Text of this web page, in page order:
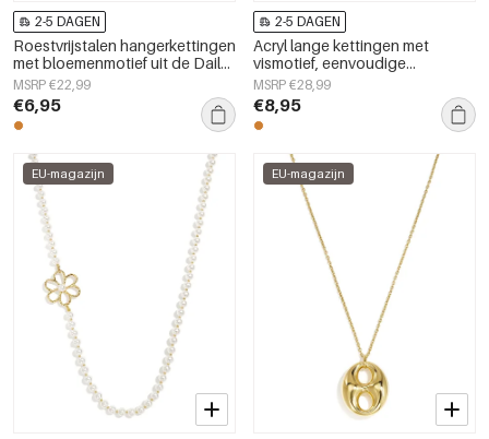
2-5 DAGEN
Roestvrijstalen hangerkettingen
met bloemenmotief uit de Daily
Simple-serie voor dames.
MSRP €22,99
€6,95
2-5 DAGEN
Acryl lange kettingen met
vismotief, eenvoudige
dagelijkse sieraden uit de
Simple Series voor dames.
MSRP €28,99
€8,95
EU-magazijn EU-magazijn